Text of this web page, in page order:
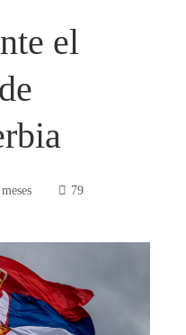
el
79